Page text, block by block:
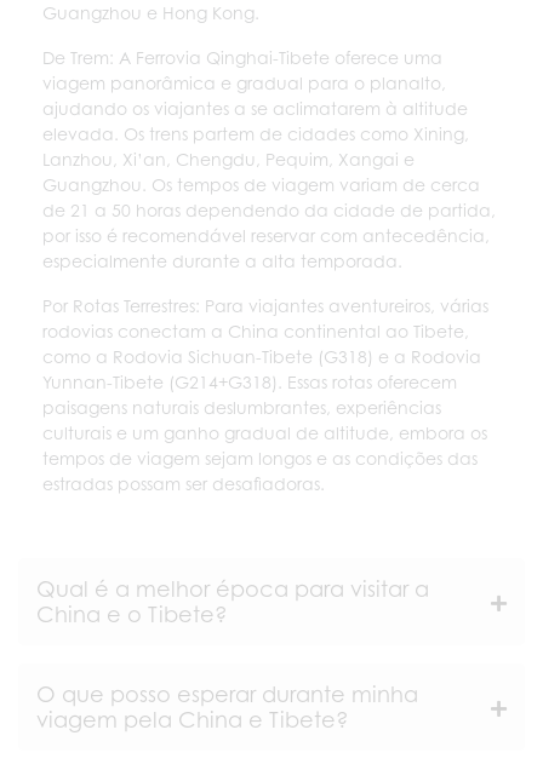
Guangzhou e Hong Kong.
De Trem: A Ferrovia Qinghai-Tibete oferece uma
viagem panorâmica e gradual para o planalto,
ajudando os viajantes a se aclimatarem à altitude
elevada. Os trens partem de cidades como Xining,
Lanzhou, Xi’an, Chengdu, Pequim, Xangai e
Guangzhou. Os tempos de viagem variam de cerca
de 21 a 50 horas dependendo da cidade de partida,
por isso é recomendável reservar com antecedência,
especialmente durante a alta temporada.
Por Rotas Terrestres: Para viajantes aventureiros, várias
rodovias conectam a China continental ao Tibete,
como a Rodovia Sichuan-Tibete (G318) e a Rodovia
Yunnan-Tibete (G214+G318). Essas rotas oferecem
paisagens naturais deslumbrantes, experiências
culturais e um ganho gradual de altitude, embora os
tempos de viagem sejam longos e as condições das
estradas possam ser desafiadoras.
Qual é a melhor época para visitar a
China e o Tibete?
O que posso esperar durante minha
viagem pela China e Tibete?